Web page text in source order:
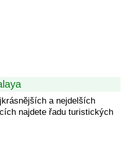
a nejdelších
najdete řadu turistických